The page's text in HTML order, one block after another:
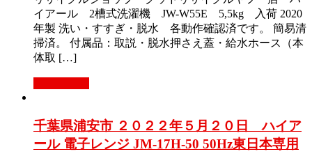
イアール 2槽式洗濯機 JW-W55E 5,5kg 入荷 2020
年製 洗い・すすぎ・脱水 各動作確認済です。 簡易清
掃済。 付属品：取説・脱水押さえ蓋・給水ホース（本
体取 […]
千葉県浦安市 ２０２２年５月２０日 ハイア
ール 電子レンジ JM-17H-50 50Hz東日本専用